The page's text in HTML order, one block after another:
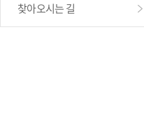
찾아오시는 길